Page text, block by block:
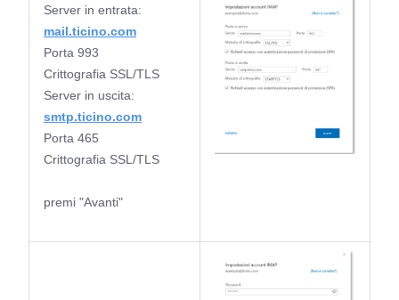
Server in entrata:
mail.ticino.com
Porta 993
Crittografia SSL/TLS
Server in uscita:
smtp.ticino.com
Porta 465
Crittografia SSL/TLS
premi "Avanti"